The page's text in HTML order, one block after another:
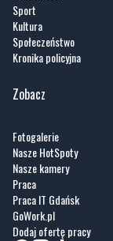
Sport
Kultura
Społeczeństwo
Kronika policyjna
Zobacz
Fotogalerie
Nasze HotSpoty
Nasze kamery
Praca
Praca IT Gdańsk
GoWork.pl
Dodaj ofertę pracy